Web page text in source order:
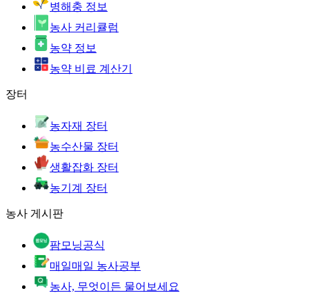
병해충 정보
농사 커리큘럼
농약 정보
농약 비료 계산기
장터
농자재 장터
농수산물 장터
생활잡화 장터
농기계 장터
농사 게시판
팜모닝공식
매일매일 농사공부
농사, 무엇이든 물어보세요